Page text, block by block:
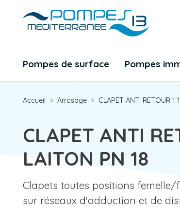
Pompes de surface Pompes
Accueil Arrosage CLAPET ANTI RETOUR 1
CLAPET ANTI
LAITON PN 18
Clapets toutes positions
sur réseaux d'adduction et de